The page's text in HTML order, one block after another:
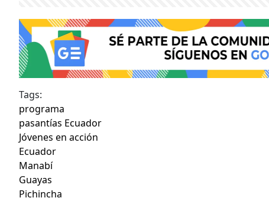
Tags:
programa
pasantías Ecuador
Jóvenes en acción
Ecuador
Manabí
Guayas
Pichincha